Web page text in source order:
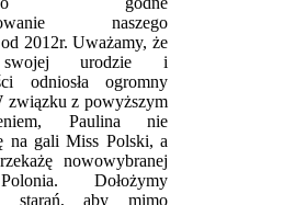
naszego
2012r. Uważamy, że
urodzie i
odniosła ogromny
związku z powyższym
Paulina nie
na gali Miss Polski, a
nowowybranej
Dołożymy
starań, aby mimo